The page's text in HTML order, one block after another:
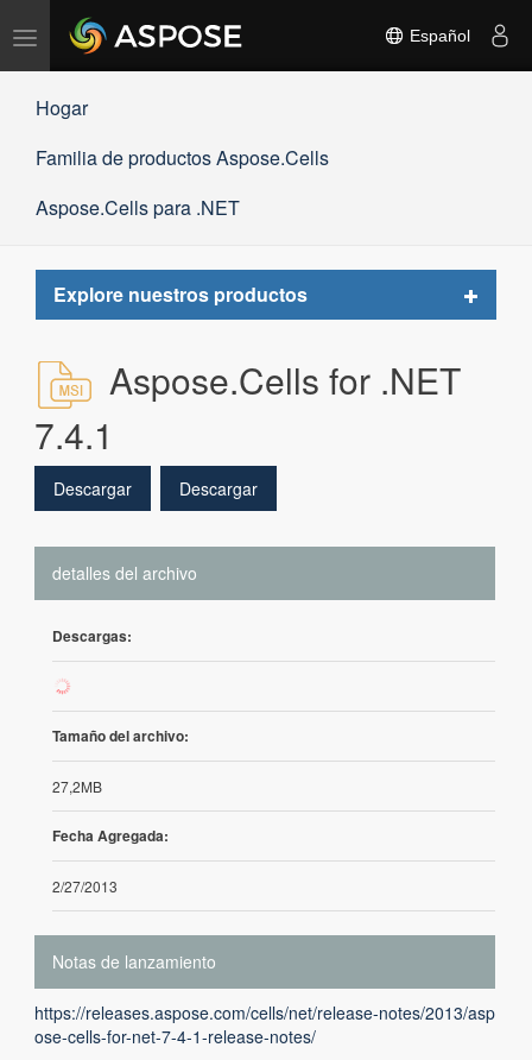
Alternar
navegación
Español
Hogar
Familia de productos Aspose.Cells
Aspose.Cells para .NET
Explore nuestros productos
Toggle
Aspose.Cells for .NET
7.4.1
Descargar Descargar
detalles del archivo
Descargas:
831
Tamaño del archivo:
27,2MB
Fecha Agregada:
2/27/2013
Notas de lanzamiento
https://releases.aspose.com/cells/net/release-notes/2013/asp
ose-cells-for-net-7-4-1-release-notes/